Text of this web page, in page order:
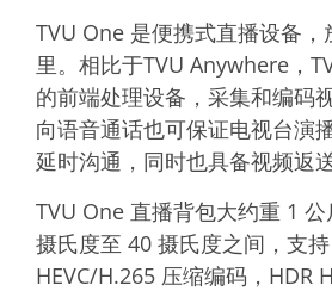
TVU One 是便携式直播设备
里。相比于TVU Anywhere，
的前端处理设备，采集和编码
向语音通话也可保证电视台演
延时沟通，同时也具备视频返送
TVU One 直播背包大约重 1
摄氏度至 40 摄氏度之间，支
HEVC/H.265 压缩编码，HDR